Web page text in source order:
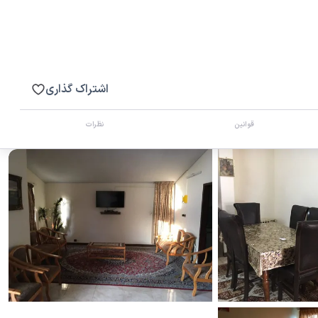
قوانین نظرات
اشتراک گذاری